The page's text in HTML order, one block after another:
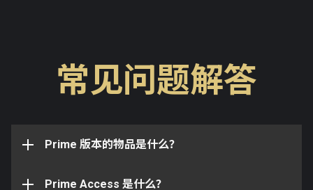
常见问题解答
Prime 版本的物品是什么？
Prime 战甲、武器、守卫或配件是技术的象征，因为它
们代表着 Orokin 时代的高度。与普通版本相比，Prime
术在整个星系中都令人垂涎。
Prime Access 是什么？
Prime 配件、折扣白金，以及其它专属物品。通过
的 Prime 战甲和 Prime 装备。
将「武器」组合包和 Styanax Prime 配件包升级
至「完整」组合包
级至「完整」组合包
Prime Access 计划包含以下专属物品：
阵兵 Prime 披饰
达斯 Prime 胸甲